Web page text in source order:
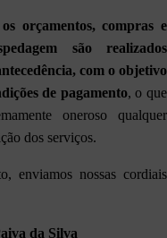
orçamentos, compras e
são realizados
com o objetivo
de pagamento, o que
oneroso qualquer
dos serviços.
enviamos nossas cordiais
da Silva